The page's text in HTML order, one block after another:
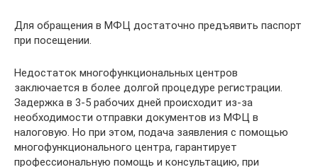
Для обращения в МФЦ достаточно предъявить паспорт
при посещении.
Недостаток многофункциональных центров
заключается в более долгой процедуре регистрации.
Задержка в 3-5 рабочих дней происходит из-за
необходимости отправки документов из МФЦ в
налоговую. Но при этом, подача заявления с помощью
многофункционального центра, гарантирует
профессиональную помощь и консультацию, при